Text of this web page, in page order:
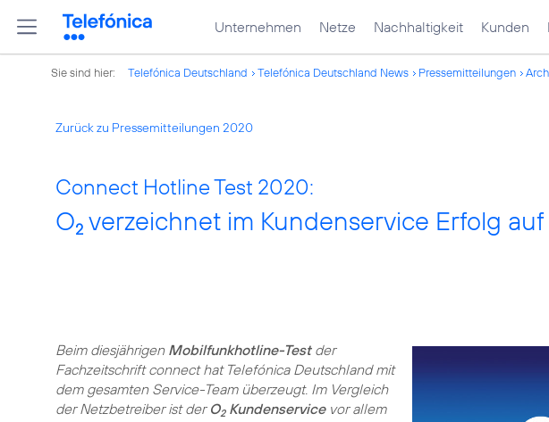
Unternehmen Netze Nachhaltigkeit Kunden
Sie sind hier: Telefónica Deutschland Telefónica Deutschland News Pressemitteilungen
Zurück zu Pressemitteilungen 2020
Connect Hotline Test 2020:
O2 verzeichnet im Kundenservice Erfolg
Beim diesjährigen Mobilfunkhotline-Testder
Fachzeitschrift connect hat Telefónica Deutschland mit
dem gesamten Service-Team überzeugt. Im Vergleich
der Netzbetreiber ist der O2Kundenservicevor allem